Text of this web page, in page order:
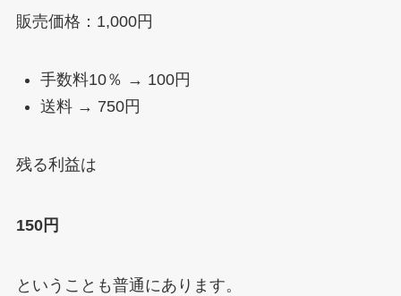
販売価格：1,000円
手数料10％ → 100円
送料 → 750円
残る利益は
150円
ということも普通にあります。